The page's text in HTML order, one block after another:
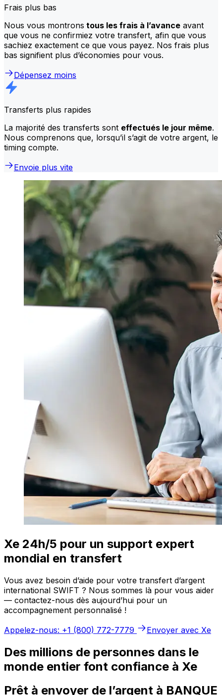
Frais plus bas
Nous vous montrons tous les frais à l’avance avant
que vous ne confirmiez votre transfert, afin que vous
sachiez exactement ce que vous payez. Nos frais plus
bas signifient plus d’économies pour vous.
Dépensez moins
Transferts plus rapides
La majorité des transferts sont effectués le jour même.
Nous comprenons que, lorsqu’il s’agit de votre argent, le
timing compte.
Envoie plus vite
Xe 24h/5 pour un support expert
mondial en transfert
Vous avez besoin d’aide pour votre transfert d’argent
international SWIFT ? Nous sommes là pour vous aider
— contactez-nous dès aujourd’hui pour un
accompagnement personnalisé !
Appelez-nous: +1 (800) 772-7779
Envoyer avec Xe
Des millions de personnes dans le
monde entier font confiance à Xe
Prêt à envoyer de l’argent à BANQUE